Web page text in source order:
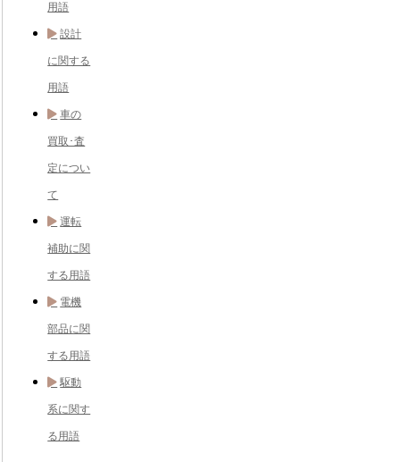
用語
設計
に関する
用語
車の
買取･査
定につい
て
運転
補助に関
する用語
電機
部品に関
する用語
駆動
系に関す
る用語